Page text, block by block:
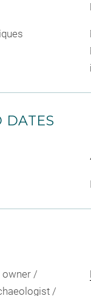
DATES
owner /
/